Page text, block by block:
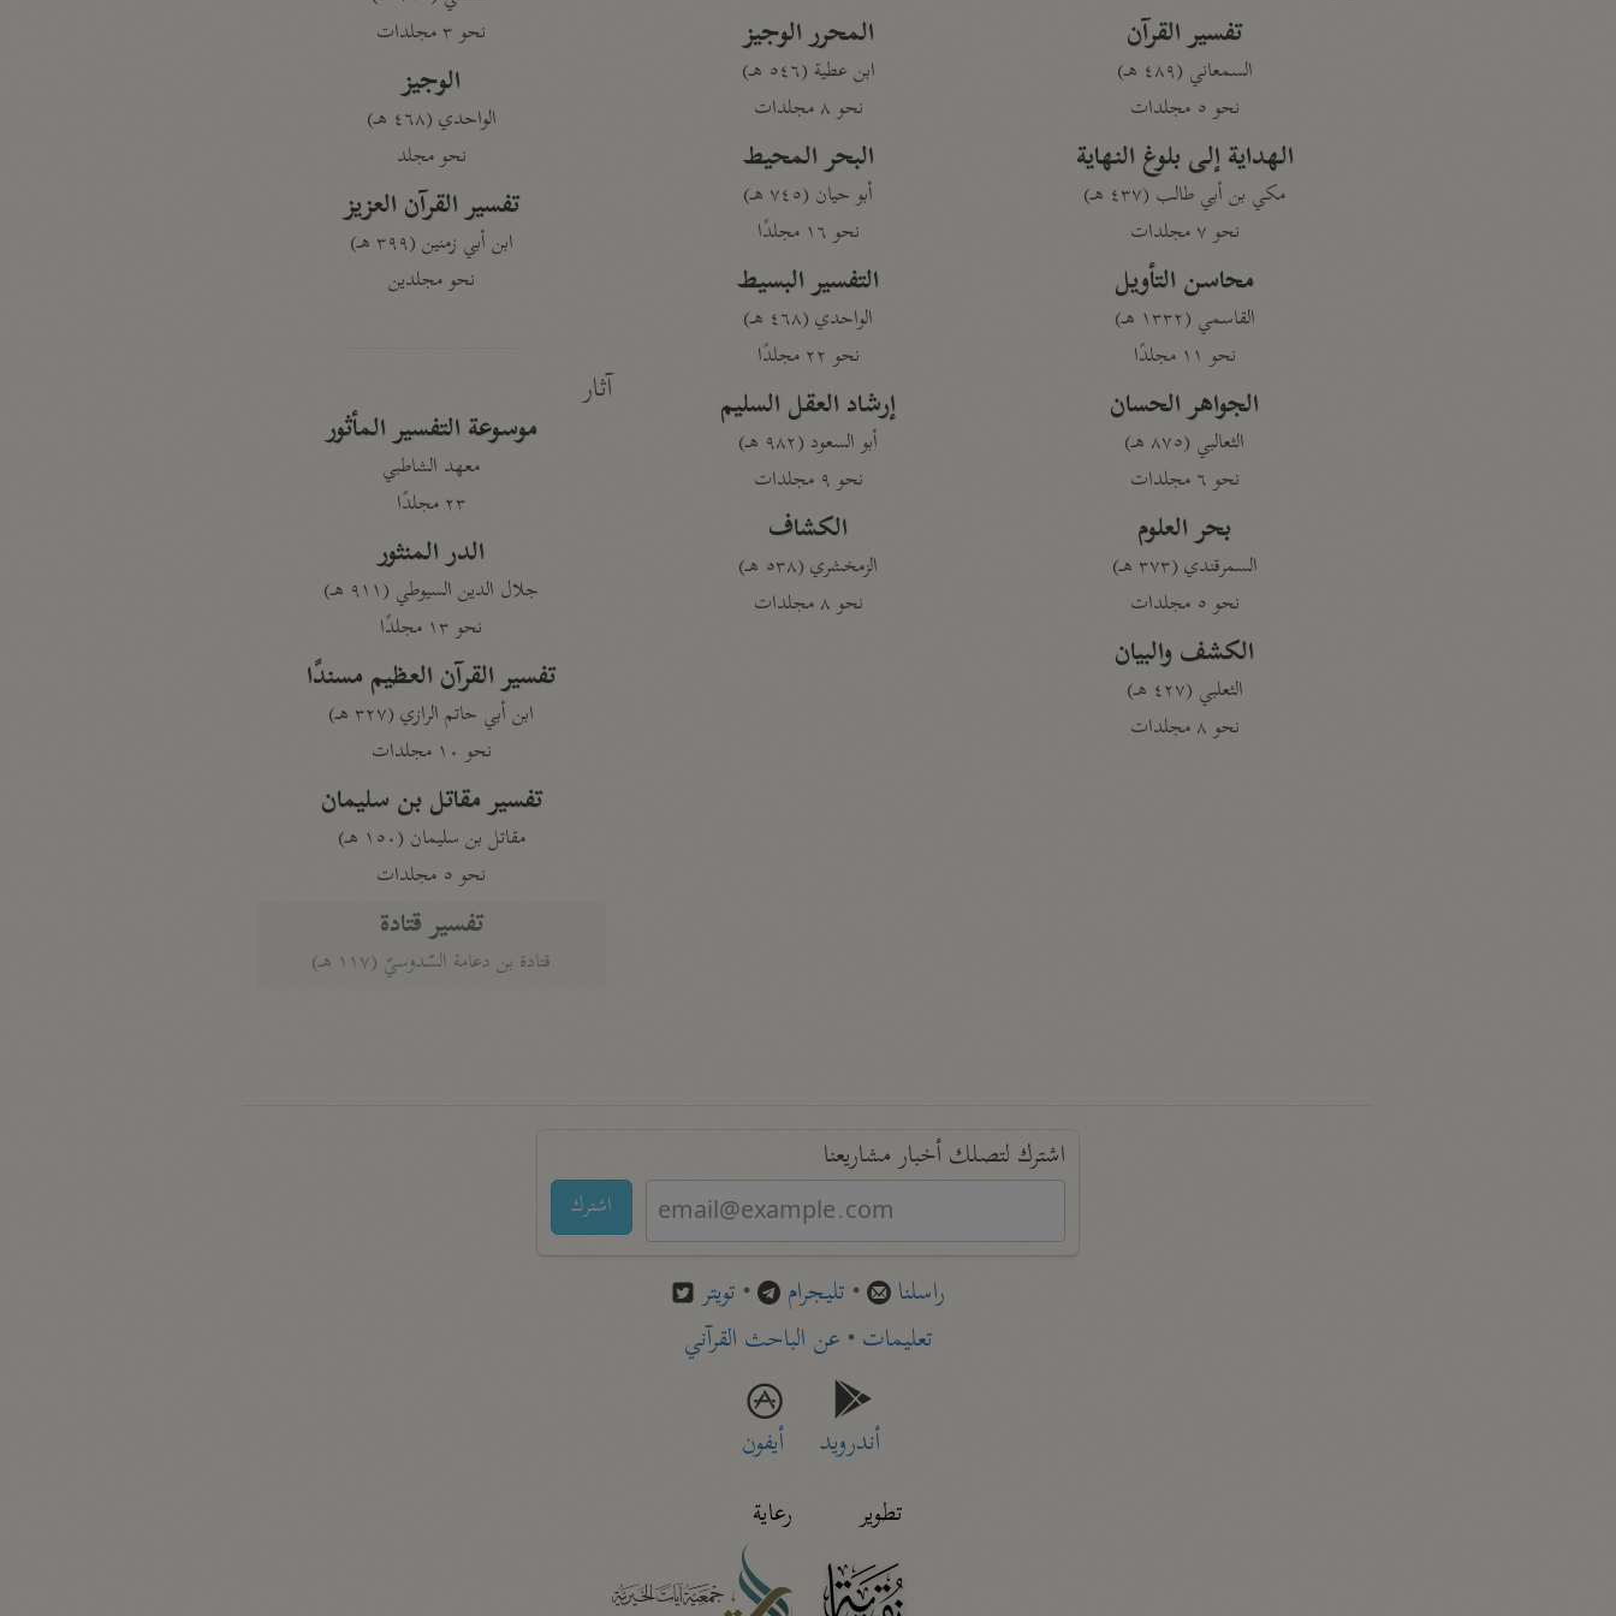
تفسير القرآن
السمعاني (٤٨٩ هـ)
نحو ٥ مجلدات
الهداية إلى بلوغ النهاية
مكي بن أبي طالب (٤٣٧ هـ)
نحو ٧ مجلدات
محاسن التأويل
القاسمي (١٣٣٢ هـ)
نحو ١١ مجلدًا
الجواهر الحسان
الثعالبي (٨٧٥ هـ)
نحو ٦ مجلدات
بحر العلوم
السمرقندي (٣٧٣ هـ)
نحو ٥ مجلدات
الكشف والبيان
الثعلبي (٤٢٧ هـ)
نحو ٨ مجلدات
المحرر الوجيز
ابن عطية (٥٤٦ هـ)
نحو ٨ مجلدات
البحر المحيط
أبو حيان (٧٤٥ هـ)
نحو ١٦ مجلدًا
التفسير البسيط
الواحدي (٤٦٨ هـ)
نحو ٢٢ مجلدًا
إرشاد العقل السليم
أبو السعود (٩٨٢ هـ)
نحو ٩ مجلدات
الكشاف
الزمخشري (٥٣٨ هـ)
نحو ٨ مجلدات
نحو ٣ مجلدات
الوجيز
الواحدي (٤٦٨ هـ)
نحو مجلد
تفسير القرآن العزيز
ابن أبي زمنين (٣٩٩ هـ)
نحو مجلدين
آثار
موسوعة التفسير المأثور
معهد الشاطبي
٢٣ مجلدًا
الدر المنثور
جلال الدين السيوطي (٩١١ هـ)
نحو ١٣ مجلدًا
تفسير القرآن العظيم مسندًا
ابن أبي حاتم الرازي (٣٢٧ هـ)
نحو ١٠ مجلدات
تفسير مقاتل بن سليمان
مقاتل بن سليمان (١٥٠ هـ)
نحو ٥ مجلدات
تفسير قتادة
قتادة بن دعامة السّدوسيّ (١١٧ هـ)
اشترك لتصلك أخبار مشاريعنا
اشترك
راسلنا • تليجرام • تويتر
تعليمات• عن الباحث القرآني
أندرويد
أيفون
تطوير
رعاية